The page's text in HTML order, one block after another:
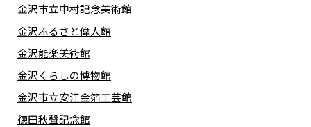
金沢市立中村記念美術館
金沢ふるさと偉人館
金沢能楽美術館
金沢くらしの博物館
金沢市立安江金箔工芸館
徳田秋聲記念館